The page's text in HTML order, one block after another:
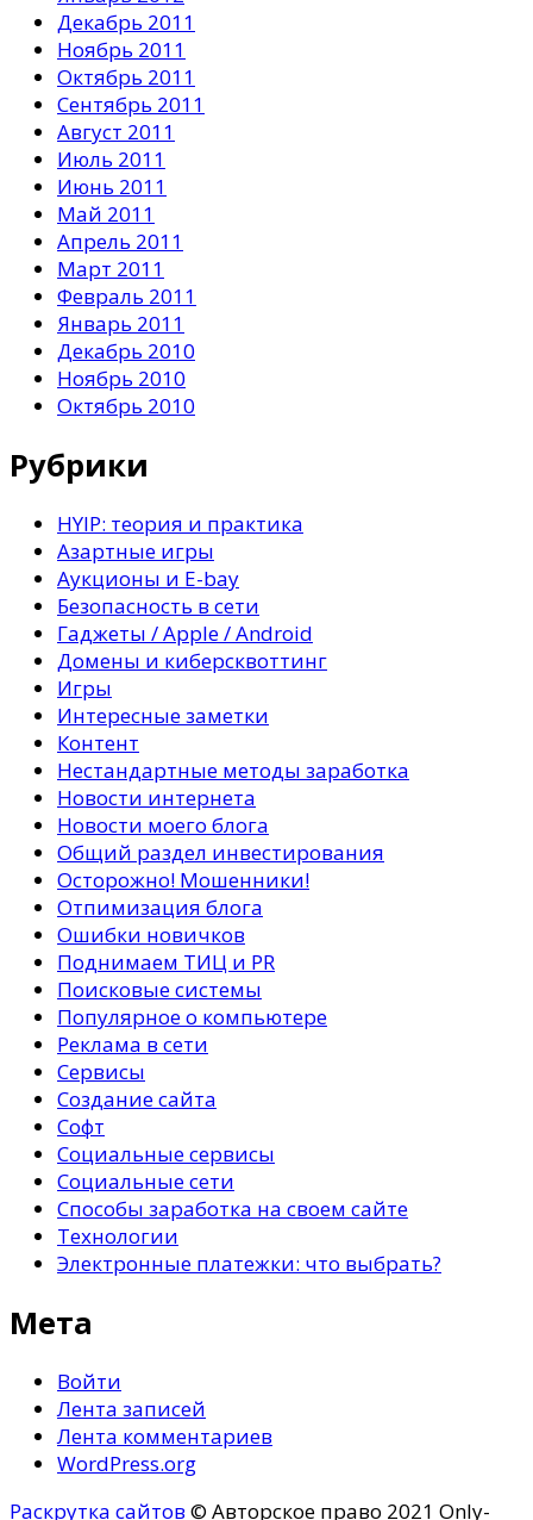
Декабрь 2011
Ноябрь 2011
Октябрь 2011
Сентябрь 2011
Август 2011
Июль 2011
Июнь 2011
Май 2011
Апрель 2011
Март 2011
Февраль 2011
Январь 2011
Декабрь 2010
Ноябрь 2010
Октябрь 2010
Рубрики
HYIP: теория и практика
Азартные игры
Аукционы и E-bay
Безопасность в сети
Гаджеты / Apple / Android
Домены и киберсквоттинг
Игры
Интересные заметки
Контент
Нестандартные методы заработка
Новости интернета
Новости моего блога
Общий раздел инвестирования
Осторожно! Мошенники!
Отпимизация блога
Ошибки новичков
Поднимаем ТИЦ и PR
Поисковые системы
Популярное о компьютере
Реклама в сети
Сервисы
Создание сайта
Софт
Социальные сервисы
Социальные сети
Способы заработка на своем сайте
Технологии
Электронные платежки: что выбрать?
Мета
Войти
Лента записей
Лента комментариев
WordPress.org
Раскрутка сайтов © Авторское право 2021 Only-